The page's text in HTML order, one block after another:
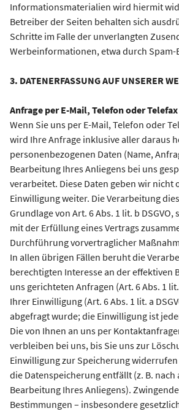
Informationsmaterialien wird hiermit
Betreiber der Seiten behalten sich
Schritte im Falle der unverlangten
Werbeinformationen, etwa durch Spam-
3. DATENERFASSUNG AUF UNSERER
Anfrage per E-Mail, Telefon oder Telefax
Wenn Sie uns per E-Mail, Telefon oder
wird Ihre Anfrage inklusive aller daraus
personenbezogenen Daten (Name,
Bearbeitung Ihres Anliegens bei uns
verarbeitet. Diese Daten geben wir nicht
Einwilligung weiter. Die Verarbeitung
Grundlage von Art. 6 Abs. 1 lit. b
mit der Erfüllung eines Vertrags
Durchführung vorvertraglicher
In allen übrigen Fällen beruht die
berechtigten Interesse an der effektiven
uns gerichteten Anfragen (Art. 6 Abs. 1
Ihrer Einwilligung (Art. 6 Abs. 1 lit. a
abgefragt wurde; die Einwilligung ist
Die von Ihnen an uns per
verbleiben bei uns, bis Sie uns zur
Einwilligung zur Speicherung
die Datenspeicherung entfällt (z. B. nach
Bearbeitung Ihres Anliegens).
Bestimmungen – insbesondere